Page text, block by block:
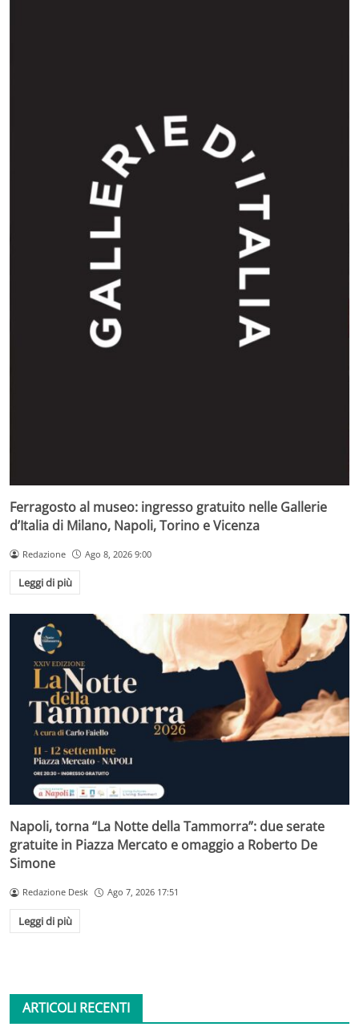
Ferragosto al museo: ingresso gratuito nelle Gallerie
d’Italia di Milano, Napoli, Torino e Vicenza
Redazione Ago 8, 2026 9:00
Leggi di più
Napoli, torna “La Notte della Tammorra”: due serate
gratuite in Piazza Mercato e omaggio a Roberto De
Simone
Redazione Desk Ago 7, 2026 17:51
Leggi di più
ARTICOLI RECENTI